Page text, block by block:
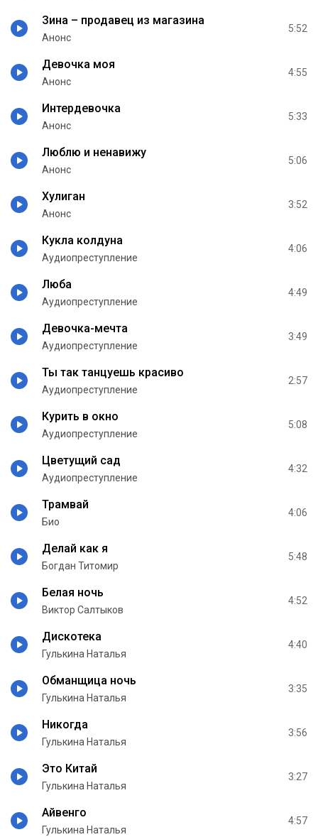
Зина – продавец из магазина
Анонс
5:52
Девочка моя
Анонс
4:55
Интердевочка
Анонс
5:33
Люблю и ненавижу
Анонс
5:06
Хулиган
Анонс
3:52
Кукла колдуна
Аудиопреступление
4:06
Люба
Аудиопреступление
4:49
Девочка-мечта
Аудиопреступление
3:49
Ты так танцуешь красиво
Аудиопреступление
2:57
Курить в окно
Аудиопреступление
5:08
Цветущий сад
Аудиопреступление
4:32
Трамвай
Био
4:06
Делай как я
Богдан Титомир
5:48
Белая ночь
Виктор Салтыков
4:52
Дискотека
Гулькина Наталья
4:40
Обманщица ночь
Гулькина Наталья
3:35
Никогда
Гулькина Наталья
3:56
Это Китай
Гулькина Наталья
3:27
Айвенго
Гулькина Наталья
4:57